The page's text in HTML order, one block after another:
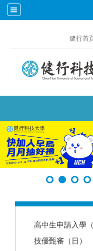
健行首
高中生申請入學（
技優甄審（日）